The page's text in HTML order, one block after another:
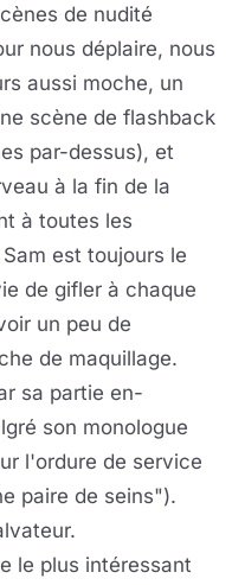
de nudité
nous déplaire, nous
aussi moche, un
scène de flashback
par-dessus), et
à la fin de la
à toutes les
est toujours le
de gifler à chaque
un peu de
de maquillage.
sa partie en-
son monologue
l'ordure de service
paire de seins").
le plus intéressant